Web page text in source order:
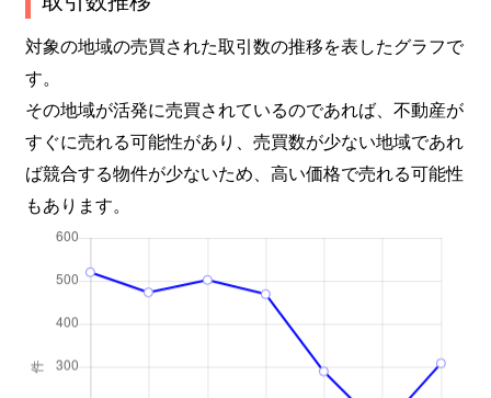
塚口町
1,000万円
塚口(阪急)
塚口町
1,900万円
塚口(阪急)
塚口町
2,300万円
塚口(阪急)
塚口町
3,600万円
塚口本町
猪名寺
対象の地域の売買された取引数の推移を表したグラフで
す。
その地域が活発に売買されているのであれば、不動産が
すぐに売れる可能性があり、売買数が少ない地域であれ
ば競合する物件が少ないため、高い価格で売れる可能性
もあります。